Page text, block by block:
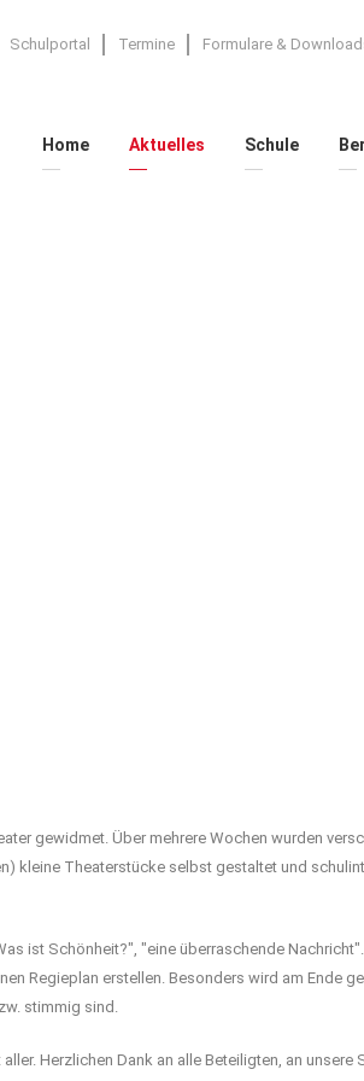
Schulportal Termine Formulare &
Home Aktuelles Schule
gewidmet. Über mehrere Wochen wurden
kleine Theaterstücke selbst gestaltet und
ist Schönheit?", "eine überraschende
Regieplan erstellen. Besonders wird am Ende
stimmig sind.
Herzlichen Dank an alle Beteiligten, an